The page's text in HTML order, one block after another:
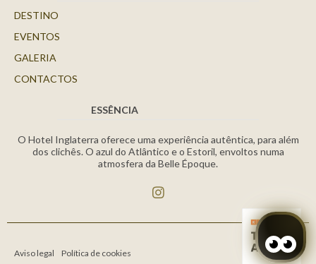
DESTINO
EVENTOS
GALERIA
CONTACTOS
ESSÊNCIA
O Hotel Inglaterra oferece uma experiência autêntica, para além
dos clichês. O azul do Atlântico e o Estoril, envoltos numa
atmosfera da Belle Époque.
Aviso legal Política de cookies